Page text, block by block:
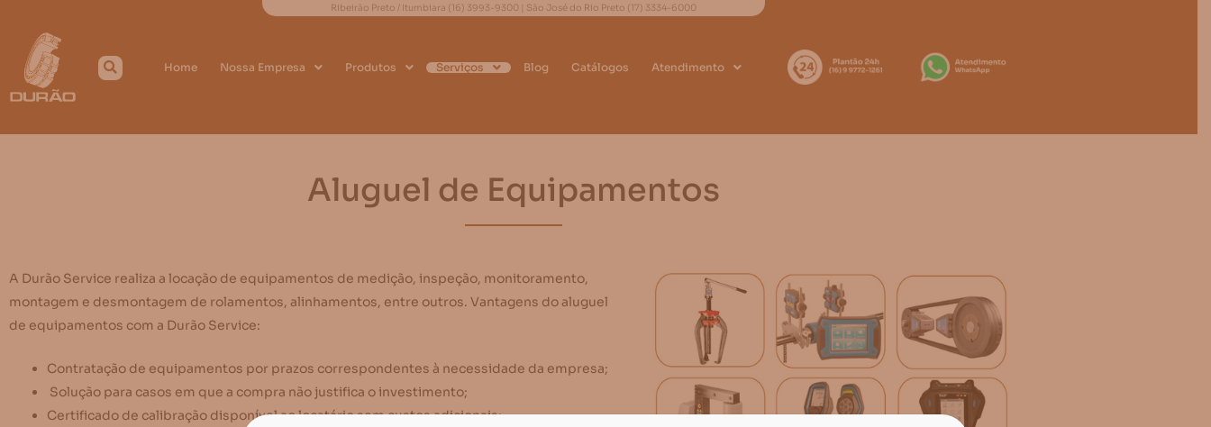
Ribeirão Preto / Itumbiara (16) 3993-9300 | São José do Rio Preto (17) 3334-6000
Home Nossa Empresa Produtos Serviços Blog Catálogos Atendimento
Aluguel de Equipamentos
A Durão Service realiza a locação de equipamentos de medição, inspeção, monitoramento,
montagem e desmontagem de rolamentos, alinhamentos, entre outros. Vantagens do aluguel
de equipamentos com a Durão Service:
Contratação de equipamentos por prazos correspondentes à necessidade da empresa;
Solução para casos em que a compra não justifica o investimento;
Certificado de calibração disponível ao locatário sem custos adicionais;